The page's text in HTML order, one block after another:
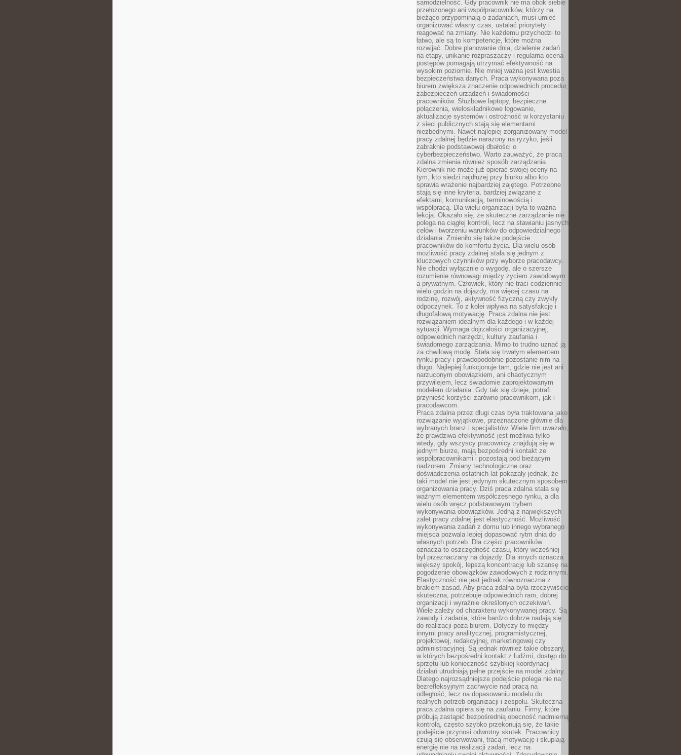
samodzielność. Gdy pracownik nie ma obok siebie
przełożonego ani współpracowników, którzy na
bieżąco przypominają o zadaniach, musi umieć
organizować własny czas, ustalać priorytety i
reagować na zmiany. Nie każdemu przychodzi to
łatwo, ale są to kompetencje, które można
rozwijać. Dobre planowanie dnia, dzielenie zadań
na etapy, unikanie rozpraszaczy i regularna ocena
postępów pomagają utrzymać efektywność na
wysokim poziomie. Nie mniej ważna jest kwestia
bezpieczeństwa danych. Praca wykonywana poza
biurem zwiększa znaczenie odpowiednich procedur,
zabezpieczeń urządzeń i świadomości
pracowników. Służbowe laptopy, bezpieczne
połączenia, wieloskładnikowe logowanie,
aktualizacje systemów i ostrożność w korzystaniu
z sieci publicznych stają się elementami
niezbędnymi. Nawet najlepiej zorganizowany model
pracy zdalnej będzie narażony na ryzyko, jeśli
zabraknie podstawowej dbałości o
cyberbezpieczeństwo. Warto zauważyć, że praca
zdalna zmienia również sposób zarządzania.
Kierownik nie może już opierać swojej oceny na
tym, kto siedzi najdłużej przy biurku albo kto
sprawia wrażenie najbardziej zajętego. Potrzebne
stają się inne kryteria, bardziej związane z
efektami, komunikacją, terminowością i
współpracą. Dla wielu organizacji była to ważna
lekcja. Okazało się, że skuteczne zarządzanie nie
polega na ciągłej kontroli, lecz na stawianiu jasnych
celów i tworzeniu warunków do odpowiedzialnego
działania. Zmieniło się także podejście
pracowników do komfortu życia. Dla wielu osób
możliwość pracy zdalnej stała się jednym z
kluczowych czynników przy wyborze pracodawcy.
Nie chodzi wyłącznie o wygodę, ale o szersze
rozumienie równowagi między życiem zawodowym
a prywatnym. Człowiek, który nie traci codziennie
wielu godzin na dojazdy, ma więcej czasu na
rodzinę, rozwój, aktywność fizyczną czy zwykły
odpoczynek. To z kolei wpływa na satysfakcję i
długofalową motywację. Praca zdalna nie jest
rozwiązaniem idealnym dla każdego i w każdej
sytuacji. Wymaga dojrzałości organizacyjnej,
odpowiednich narzędzi, kultury zaufania i
świadomego zarządzania. Mimo to trudno uznać ją
za chwilową modę. Stała się trwałym elementem
rynku pracy i prawdopodobnie pozostanie nim na
długo. Najlepiej funkcjonuje tam, gdzie nie jest ani
narzuconym obowiązkiem, ani chaotycznym
przywilejem, lecz świadomie zaprojektowanym
modelem działania. Gdy tak się dzieje, potrafi
przynieść korzyści zarówno pracownikom, jak i
pracodawcom.
Praca zdalna przez długi czas była traktowana jako
rozwiązanie wyjątkowe, przeznaczone głównie dla
wybranych branż i specjalistów. Wiele firm uważało,
że prawdziwa efektywność jest możliwa tylko
wtedy, gdy wszyscy pracownicy znajdują się w
jednym biurze, mają bezpośredni kontakt ze
współpracownikami i pozostają pod bieżącym
nadzorem. Zmiany technologiczne oraz
doświadczenia ostatnich lat pokazały jednak, że
taki model nie jest jedynym skutecznym sposobem
organizowania pracy. Dziś praca zdalna stała się
ważnym elementem współczesnego rynku, a dla
wielu osób wręcz podstawowym trybem
wykonywania obowiązków. Jedną z największych
zalet pracy zdalnej jest elastyczność. Możliwość
wykonywania zadań z domu lub innego wybranego
miejsca pozwala lepiej dopasować rytm dnia do
własnych potrzeb. Dla części pracowników
oznacza to oszczędność czasu, który wcześniej
był przeznaczany na dojazdy. Dla innych oznacza
większy spokój, lepszą koncentrację lub szansę na
pogodzenie obowiązków zawodowych z rodzinnymi.
Elastyczność nie jest jednak równoznaczna z
brakiem zasad. Aby praca zdalna była rzeczywiście
skuteczna, potrzebuje odpowiednich ram, dobrej
organizacji i wyraźnie określonych oczekiwań.
Wiele zależy od charakteru wykonywanej pracy. Są
zawody i zadania, które bardzo dobrze nadają się
do realizacji poza biurem. Dotyczy to między
innymi pracy analitycznej, programistycznej,
projektowej, redakcyjnej, marketingowej czy
administracyjnej. Są jednak również takie obszary,
w których bezpośredni kontakt z ludźmi, dostęp do
sprzętu lub konieczność szybkiej koordynacji
działań utrudniają pełne przejście na model zdalny.
Dlatego najrozsądniejsze podejście polega nie na
bezrefleksyjnym zachwycie nad pracą na
odległość, lecz na dopasowaniu modelu do
realnych potrzeb organizacji i zespołu. Skuteczna
praca zdalna opiera się na zaufaniu. Firmy, które
próbują zastąpić bezpośrednią obecność nadmierną
kontrolą, często szybko przekonują się, że takie
podejście przynosi odwrotny skutek. Pracownicy
czują się obserwowani, tracą motywację i skupiają
energię nie na realizacji zadań, lecz na